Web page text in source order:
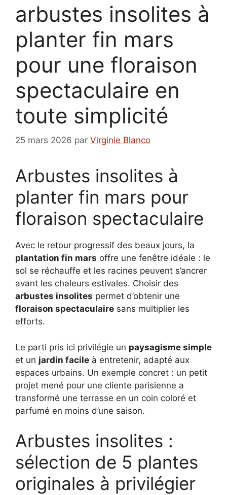
arbustes insolites à
planter fin mars
pour une floraison
spectaculaire en
toute simplicité
25 mars 2026 par Virginie Blanco
Arbustes insolites à
planter fin mars pour
floraison spectaculaire
Avec le retour progressif des beaux jours, la
plantation fin mars offre une fenêtre idéale : le
sol se réchauffe et les racines peuvent s’ancrer
avant les chaleurs estivales. Choisir des
arbustes insolites permet d’obtenir une
floraison spectaculaire sans multiplier les
efforts.
Le parti pris ici privilégie un paysagisme simple
et un jardin facile à entretenir, adapté aux
espaces urbains. Un exemple concret : un petit
projet mené pour une cliente parisienne a
transformé une terrasse en un coin coloré et
parfumé en moins d’une saison.
Arbustes insolites :
sélection de 5 plantes
originales à privilégier